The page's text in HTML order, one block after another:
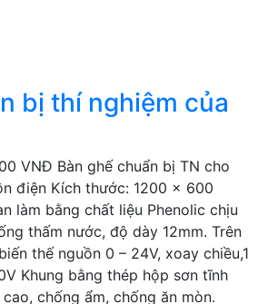
bị thí nghiệm của
VNĐ Bàn ghế chuẩn bị TN cho
điện Kích thước: 1200 x 600
làm bằng chất liệu Phenolic chịu
thấm nước, độ dày 12mm. Trên
thế nguồn 0 – 24V, xoay chiều,1
Khung bằng thép hộp sơn tĩnh
chống ẩm, chống ăn mòn.